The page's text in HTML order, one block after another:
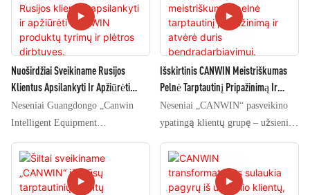
Nuoširdžiai Sveikiname Rusijos
Klientus Apsilankyti Ir Apžiūrėti
CANWIN Produktų Tyrimų Ir Plėtros
Dirbtuves.
Neseniai Guangdongo „Canwin
Intelligent Equipment
Manufacturing Co., Ltd.“ sulaukė
garbingų Rusijos klientų grupės
vizito. Bendrovės užsienio
prekybos komanda lydėjo klientus
Išskirtinis CANWIN Meistriškumas
Pelnė Tarptautinį Pripažinimą Ir
Atvėrė Duris Bendradarbiavimui.
Neseniai „CANWIN“ pasveikino
ypatingą klientų grupę – užsienio
klientus, kurie apie mus sužinojo
per tarptautinę energetikos
pramonės platformą ir atvyko
specialiai apžiūrėti transformatorių